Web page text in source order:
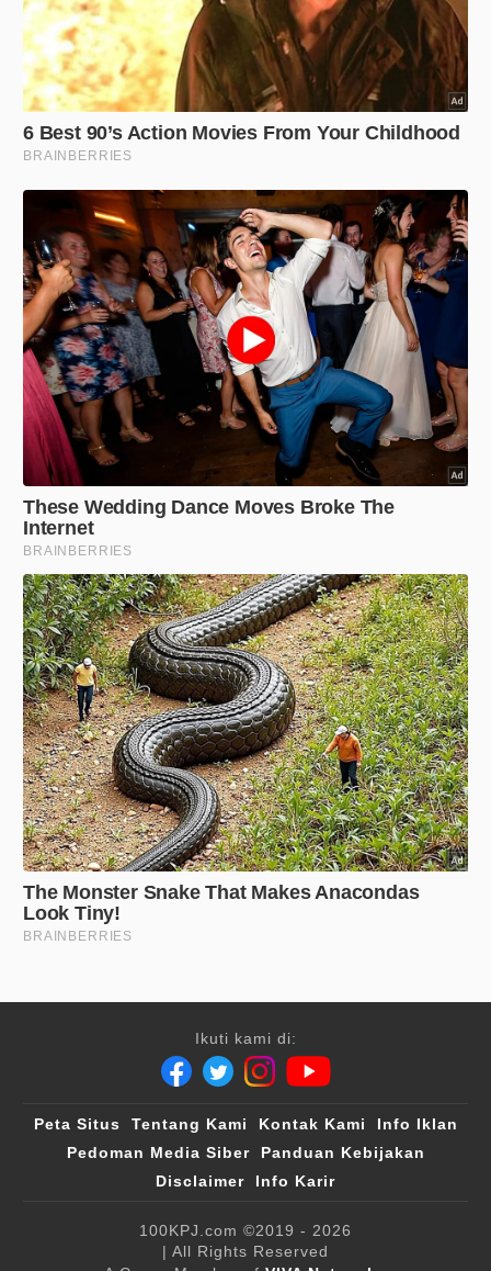
Ikuti kami di:
Peta Situs Tentang Kami Kontak Kami
Info Iklan
Pedoman Media Siber
Panduan Kebijakan
Disclaimer
Info Karir
100KPJ.com ©2019 - 2026
| All Rights Reserved